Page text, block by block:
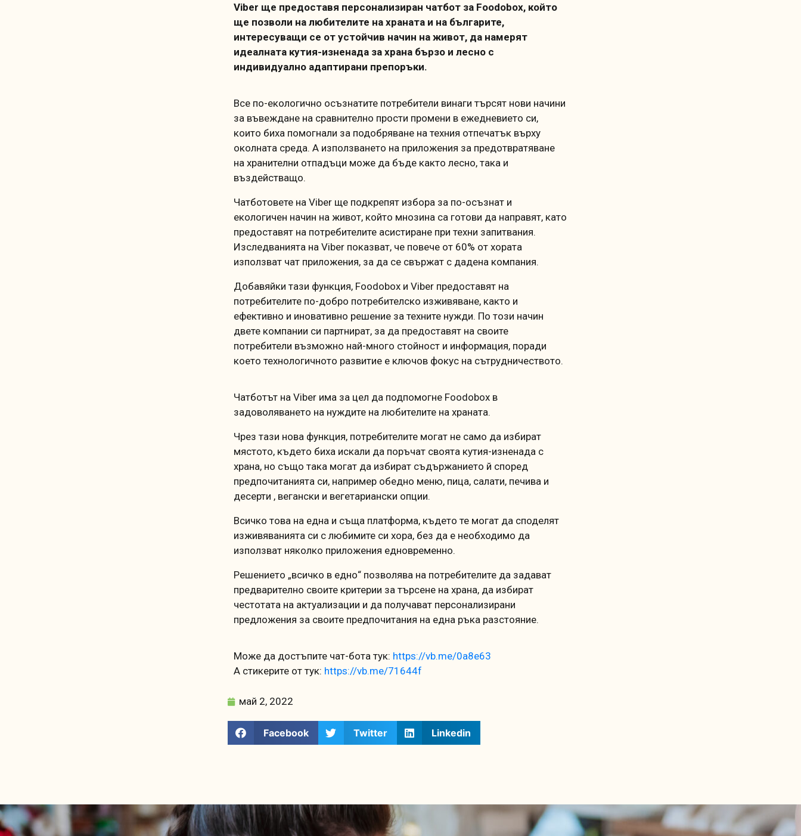
Viber ще предоставя персонализиран чатбот за Foodobox, който
ще позволи на любителите на храната и на българите,
интересуващи се от устойчив начин на живот, да намерят
идеалната кутия-изненада за храна бързо и лесно с
индивидуално адаптирани препоръки.
Все по-екологично осъзнатите потребители винаги търсят нови начини
за въвеждане на сравнително прости промени в ежедневието си,
които биха помогнали за подобряване на техния отпечатък върху
околната среда. А използването на приложения за предотвратяване
на хранителни отпадъци може да бъде както лесно, така и
въздействащо.
Чатботовете на Viber ще подкрепят избора за по-осъзнат и
екологичен начин на живот, който мнозина са готови да направят, като
предоставят на потребителите асистиране при техни запитвания.
Изследванията на Viber показват, че повече от 60% от хората
използват чат приложения, за да се свържат с дадена компания.
Добавяйки тази функция, Foodobox и Viber предоставят на
потребителите по-добро потребителско изживяване, както и
ефективно и иновативно решение за техните нужди. По този начин
двете компании си партнират, за да предоставят на своите
потребители възможно най-много стойност и информация, поради
което технологичното развитие е ключов фокус на сътрудничеството.
Чатботът на Viber има за цел да подпомогне Foodobox в
задоволяването на нуждите на любителите на храната.
Чрез тази нова функция, потребителите могат не само да избират
мястото, където биха искали да поръчат своята кутия-изненада с
храна, но също така могат да избират съдържанието й според
предпочитанията си, например обедно меню, пица, салати, печива и
десерти , вегански и вегетариански опции.
Всичко това на една и съща платформа, където те могат да споделят
изживяванията си с любимите си хора, без да е необходимо да
използват няколко приложения едновременно.
Решението „всичко в едно“ позволява на потребителите да задават
предварително своите критерии за търсене на храна, да избират
честотата на актуализации и да получават персонализирани
предложения за своите предпочитания на една ръка разстояние.
Може да достъпите чат-бота тук: https://vb.me/0a8e63
А стикерите от тук: https://vb.me/71644f
май 2, 2022
Facebook Twitter Linkedin